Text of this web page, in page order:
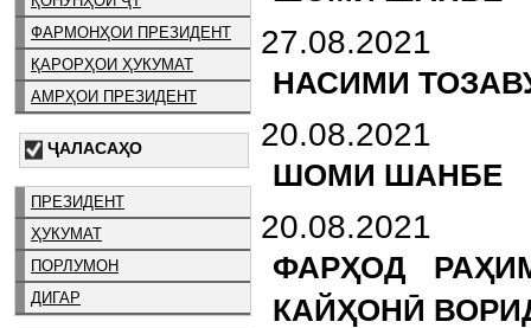
ФАРМОНҲОИ ПРЕЗИДЕНТ
ҚАРОРҲОИ ҲУКУМАТ
АМРҲОИ ПРЕЗИДЕНТ
ҶАЛАСАҲО
ПРЕЗИДЕНТ
ҲУКУМАТ
ПОРЛУМОН
ДИГАР
27.08.2021
НАСИМИ
20.08.2021
ШОМИ ШАНБЕ
20.08.2021
ФАРҲОД
КАЙҲОНӢ